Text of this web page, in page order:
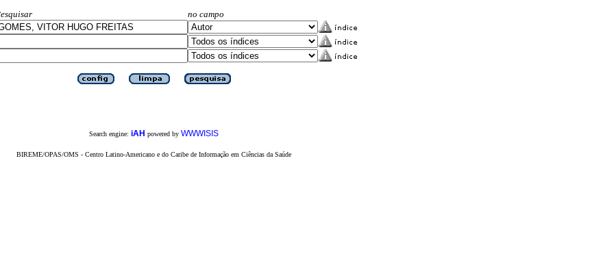
no campo
Search engine: iAH powered by WWWISIS
BIREME/OPAS/OMS - Centro Latino-Americano e do Caribe de Informação em Ciências da Saúde